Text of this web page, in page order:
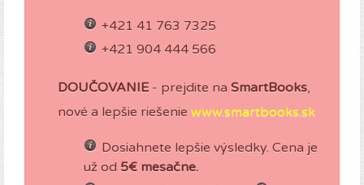
+421 41 763 7325
+421 904 444 566
DOUČOVANIE - prejdite na SmartBooks,
nové a lepšie riešenie www.smartbooks.sk
Dosiahnete lepšie výsledky. Cena je
už od 5€ mesačne.